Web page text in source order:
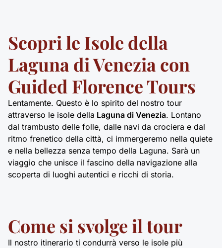
Scopri le Isole della
Laguna di Venezia con
Guided Florence Tours
Lentamente. Questo è lo spirito del nostro tour
attraverso le isole della Laguna di Venezia. Lontano
dal trambusto delle folle, dalle navi da crociera e dal
ritmo frenetico della città, ci immergeremo nella quiete
e nella bellezza senza tempo della Laguna. Sarà un
viaggio che unisce il fascino della navigazione alla
scoperta di luoghi autentici e ricchi di storia.
Come si svolge il tour
Il nostro itinerario ti condurrà verso le isole più